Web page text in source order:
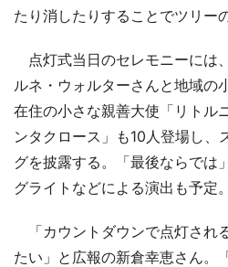
たり消したりすることでツリー
点灯式当日のセレモニーには
ルネ・ウォルターさんと地域の
在住の小さな親善大使「リトル
ンタクロース」も10人登場し、
グを披露する。「最後ならでは
グライトなどによる演出も予定。
「カウントダウンで点灯され
たい」と広報の新倉幸恵さん。